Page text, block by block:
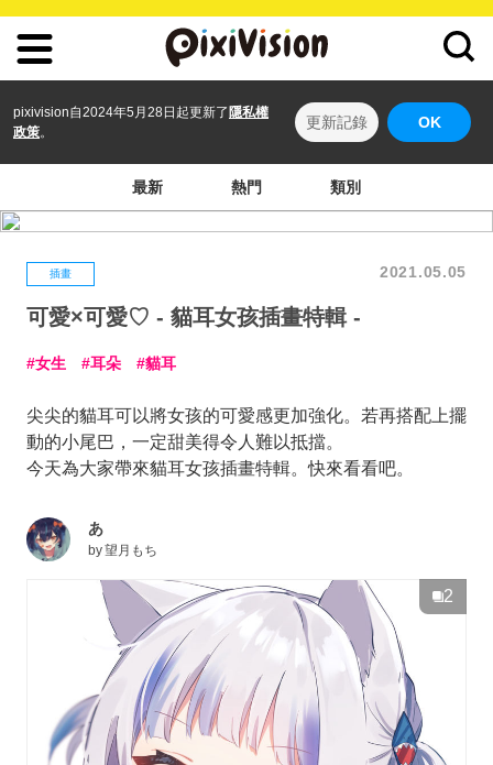
pixivision自2024年5月28日起更新了 隱私權
政策。
更新記錄 OK
最新 熱門 類別
插畫 2021.05.05
可愛×可愛♡ - 貓耳女孩插畫特輯 -
女生 耳朵 貓耳
尖尖的貓耳可以將女孩的可愛感更加強化。若再搭配上擺
動的小尾巴，一定甜美得令人難以抵擋。
今天為大家帶來貓耳女孩插畫特輯。快來看看吧。
あ
by望月もち
2